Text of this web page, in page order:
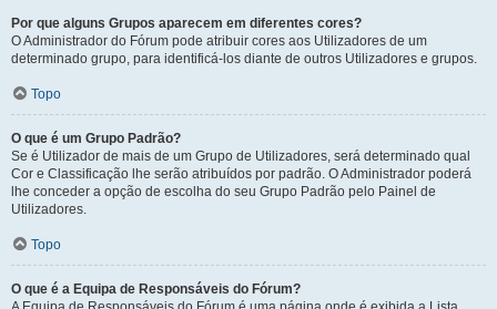
Por que alguns Grupos aparecem em diferentes cores?
O Administrador do Fórum pode atribuir cores aos Utilizadores de um
determinado grupo, para identificá-los diante de outros Utilizadores e grupos.
Topo
O que é um Grupo Padrão?
Se é Utilizador de mais de um Grupo de Utilizadores, será determinado qual
Cor e Classificação lhe serão atribuídos por padrão. O Administrador poderá
lhe conceder a opção de escolha do seu Grupo Padrão pelo Painel de
Utilizadores.
Topo
O que é a Equipa de Responsáveis do Fórum?